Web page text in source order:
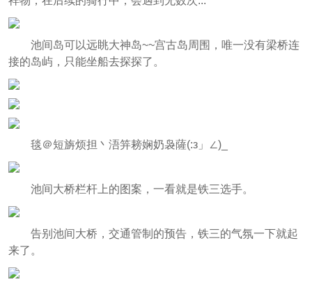
池间岛可以远眺大神岛~~宫古岛周围，唯一没有梁桥连
接的岛屿，只能坐船去探探了。
毯＠短旃烦担丶浯笄耪娴奶袅薩(:з」∠)_
池间大桥栏杆上的图案，一看就是铁三选手。
告别池间大桥，交通管制的预告，铁三的气氛一下就起
来了。